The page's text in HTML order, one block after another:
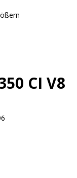
CI V8